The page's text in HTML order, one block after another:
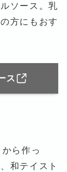
ソース。乳
方にもおす
ス
ら作っ
和テイスト